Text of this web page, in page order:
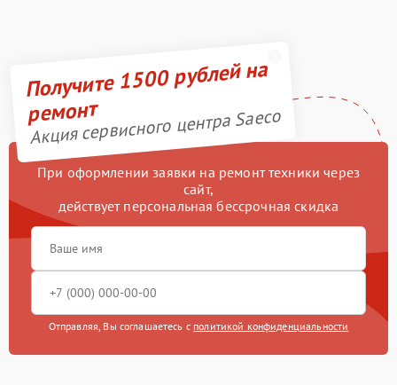
Получите 1500 рублей на
ремонт
Акция сервисного центра Saeco
При оформлении заявки на ремонт техники через
сайт,
действует персональная бессрочная скидка
Отправляя, Вы соглашаетесь с политикой конфиденциальности